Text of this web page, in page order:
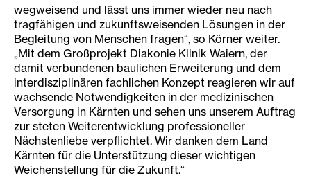
wegweisend und lässt uns immer wieder neu nach
tragfähigen und zukunftsweisenden Lösungen in der
Begleitung von Menschen fragen“, so Körner weiter.
„Mit dem Großprojekt Diakonie Klinik Waiern, der
damit verbundenen baulichen Erweiterung und dem
interdisziplinären fachlichen Konzept reagieren wir auf
wachsende Notwendigkeiten in der medizinischen
Versorgung in Kärnten und sehen uns unserem Auftrag
zur steten Weiterentwicklung professioneller
Nächstenliebe verpflichtet. Wir danken dem Land
Kärnten für die Unterstützung dieser wichtigen
Weichenstellung für die Zukunft.“